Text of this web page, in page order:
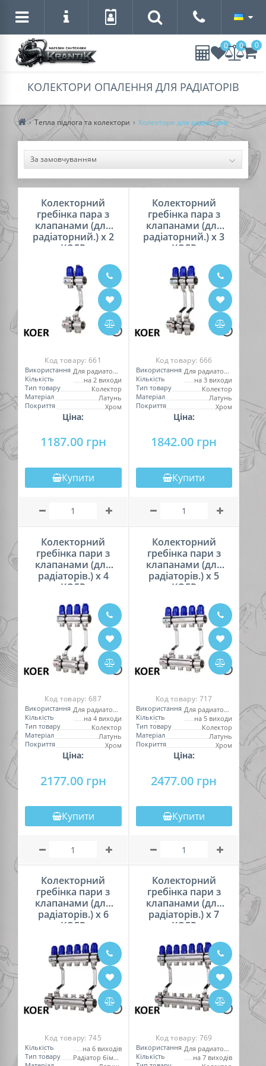
0 0 0
КОЛЕКТОРИ ОПАЛЕННЯ ДЛЯ РАДІАТОРІВ
Тепла підлога та колектори Колектори для радіаторів
Колекторний
гребінка пара з
клапанами (для
радіаторний.) х 2
KOER
Код товару:661
Використання
Для радиаторов
Кількість
виходів
на 2 виходи
Тип товару
Колектор
Матеріал
Латунь
Покриття
Хром
Ціна:
1187.00 грн
Купити
Колекторний
гребінка пара з
клапанами (для
радіаторний.) х 3
KOER
Код товару: 666
Використання
Для радиаторов
Кількість
виходів
на 3 виходи
Тип товару
Колектор
Матеріал
Латунь
Покриття
Хром
Ціна:
1842.00 грн
Купити
Колекторний
гребінка пари з
клапанами (для
радіаторів.) х 4
KOER
Код товару:687
Використання
Для радиаторов
Кількість
виходів
на 4 виходи
Тип товару
Колектор
Матеріал
Латунь
Покриття
Хром
Ціна:
2177.00 грн
Купити
Колекторний
гребінка пари з
клапанами (для
радіаторів.) х 5
KOER
Код товару: 717
Використання
Для радиаторов
Кількість
виходів
на 5 виходи
Тип товару
Колектор
Матеріал
Латунь
Покриття
Хром
Ціна:
2477.00 грн
Купити
Колекторний
гребінка пари з
клапанами (для
радіаторів.) х 6
KOER
Код товару:745
Кількість
виходів
на 6 виходів
Тип товару
Радіатор біметалевій
Колекторний
гребінка пари з
клапанами (для
радіаторів.) х 7
KOER
Код товару: 769
Використання
Для радиаторов
Кількість
виходів
на 7 виходів